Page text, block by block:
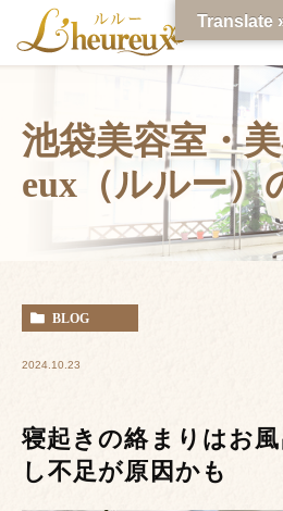
池袋美容室・
eux（ルルー）
BLOG
2024.10.23
寝起きの絡まりはお
し不足が原因かも
Translate